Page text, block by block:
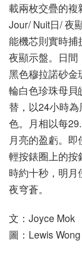
載兩枚交疊的複
Jour/ Nuit日/ 夜
能機芯則實時捕
夜顯示盤。日間
黑色穆拉諾砂金
輪白色珍珠母貝
替，以24小時
色。月相以每
月亮的盈虧。
輕按錶圈上的按
時約十秒，明
夜穹蒼。
文：Joyce Mok
圖：Lewis Wong